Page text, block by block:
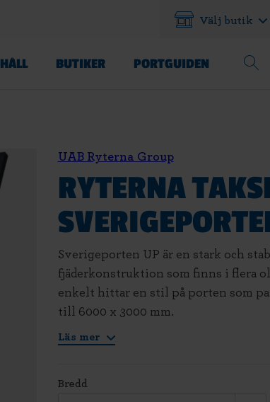
Välj butik
BUTIKER PORTGUIDEN
UAB Ryterna Group
RYTERNA
Sverigeporten UP är en stark och
fjäderkonstruktion som finns i flera
enkelt hittar en stil på porten som
till 6000 x 3000 mm.
Läs mer
Bredd